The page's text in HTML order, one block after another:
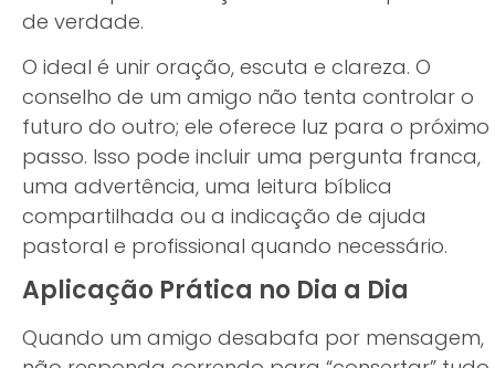
de verdade.
O ideal é unir oração, escuta e clareza. O
conselho de um amigo não tenta controlar o
futuro do outro; ele oferece luz para o próximo
passo. Isso pode incluir uma pergunta franca,
uma advertência, uma leitura bíblica
compartilhada ou a indicação de ajuda
pastoral e profissional quando necessário.
Aplicação Prática no Dia a Dia
Quando um amigo desabafa por mensagem,